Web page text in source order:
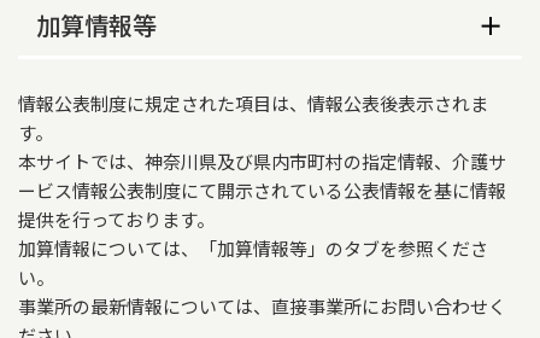
9時00分～17時30分
営業時間（祝日）
9時00分～17時30分
その他の年間休日
営業時間に関する特記事項
い。
なし
急な病状の変化があった場合の対応の有無
あり
サービス提供時間（平日）
サービス提供時間（土曜）
護の提供、ターミナルケア　4.小児への看護の提
看護師・准看護師 6 0
理学療法士 4 0
作業療法士
利用料金等
あり
加算情報等
2026年06月01日
施設等の区分
訪問看護ステーション
高齢者虐待防止措置実施の有無
情報公表制度に規定された項目は、情報公表後表示されま
す。
本サイトでは、神奈川県及び県内市町村の指定情報、介護サ
ービス情報公表制度にて開示されている公表情報を基に情報
提供を行っております。
加算情報については、「加算情報等」のタブを参照くださ
い。
事業所の最新情報については、直接事業所にお問い合わせく